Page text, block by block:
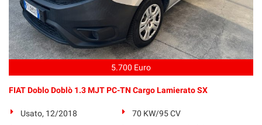
5.700 Euro
FIAT Doblo Doblò 1.3 MJT PC-TN Cargo Lamierato SX
Usato, 12/2018
70 KW/95 CV